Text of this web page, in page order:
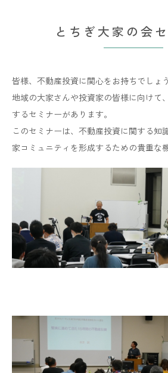
とちぎ大家の会
皆様、不動産投資に関心をお持ちでしょ
地域の大家さんや投資家の皆様に向けて
するセミナーがあります。
このセミナーは、不動産投資に関する知
家コミュニティを形成するための貴重な